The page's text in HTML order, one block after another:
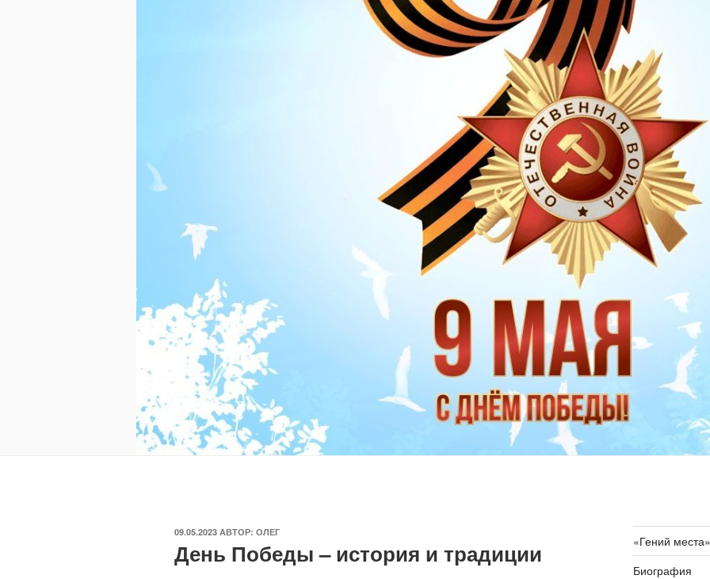
ОПУБЛИКОВАНО
09.05.2023 АВТОР: ОЛЕГ
День Победы – история и традиции
«Гений места»
Биография